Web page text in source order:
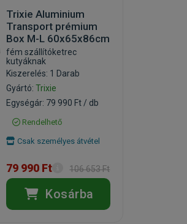
Trixie Aluminium
Transport prémium
Box M-L 60x65x86cm
fém szállítóketrec
kutyáknak
Kiszerelés: 1 Darab
Gyártó:Trixie
Egységár: 79 990 Ft / db
Rendelhető
Csak személyes átvétel
79 990 Ft 106 653 Ft
Kosárba